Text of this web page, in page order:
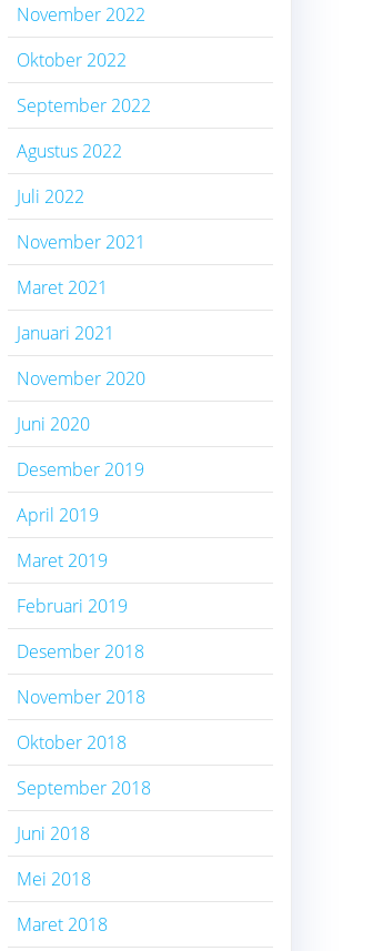
November 2022
Oktober 2022
September 2022
Agustus 2022
Juli 2022
November 2021
Maret 2021
Januari 2021
November 2020
Juni 2020
Desember 2019
April 2019
Maret 2019
Februari 2019
Desember 2018
November 2018
Oktober 2018
September 2018
Juni 2018
Mei 2018
Maret 2018